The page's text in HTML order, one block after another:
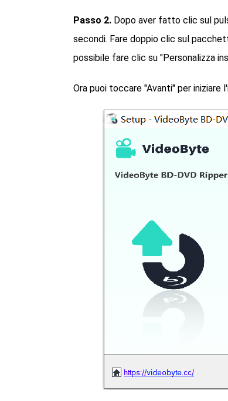
Passo 2. Dopo aver fatto clic sul
secondi. Fare doppio clic sul
possibile fare clic su "Personalizza
Ora puoi toccare "Avanti" per iniziare